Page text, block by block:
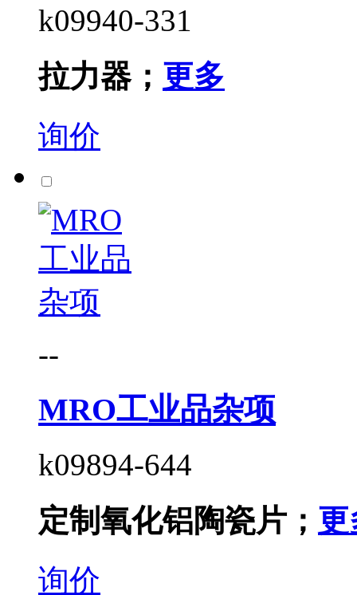
k09940-331
拉力器； 更多
询价
--
MRO工业品杂项
k09894-644
定制氧化铝陶瓷片； 更
询价